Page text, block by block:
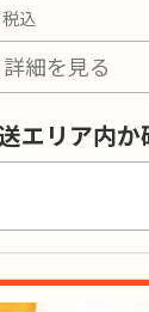
が代わる場合がご
税込
料不使用・
詳細を見る
エリア内か